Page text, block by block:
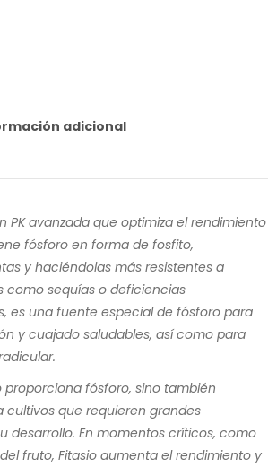
adicional
PK avanzada que optimiza el rendimiento
fósforo en forma de fosfito,
y haciéndolas más resistentes a
como sequías o deficiencias
es una fuente especial de fósforo para
y cuajado saludables, así como para
proporciona fósforo, sino también
cultivos que requieren grandes
desarrollo. En momentos críticos, como
fruto, Fitasio aumenta el rendimiento y